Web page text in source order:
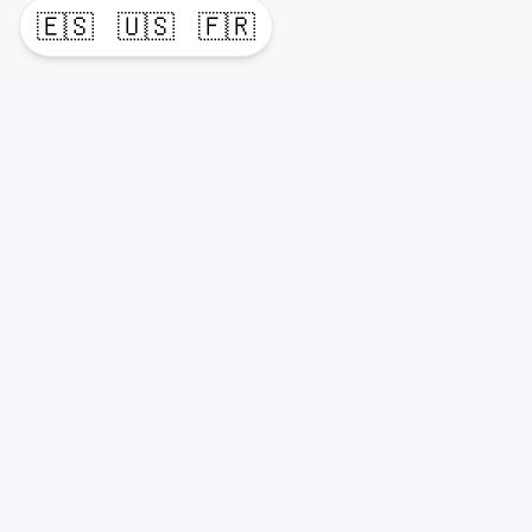
🇪🇸 🇺🇸 🇫🇷